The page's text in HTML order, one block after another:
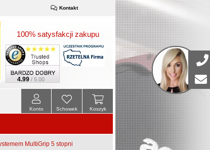
Kontakt
100% satysfakcji zakupu
4.99 / 5.00
Koszyk
Schowek
Konto
MultiGrip 5 stopni